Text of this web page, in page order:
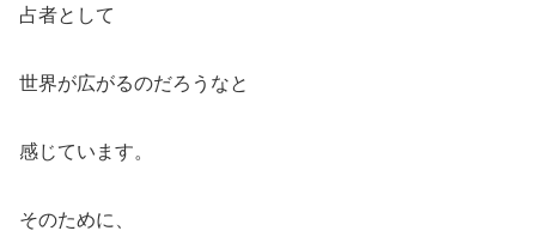
占者として
世界が広がるのだろうなと
感じています。
そのために、